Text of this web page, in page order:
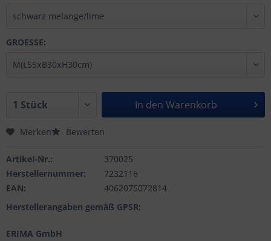
GROESSE:
In den Warenkorb
Merken Bewerten
Artikel-Nr.:
370025
Herstellernummer:
7232116
EAN:
4062075072814
Herstellerangaben gemäß GPSR:
ERIMA GmbH